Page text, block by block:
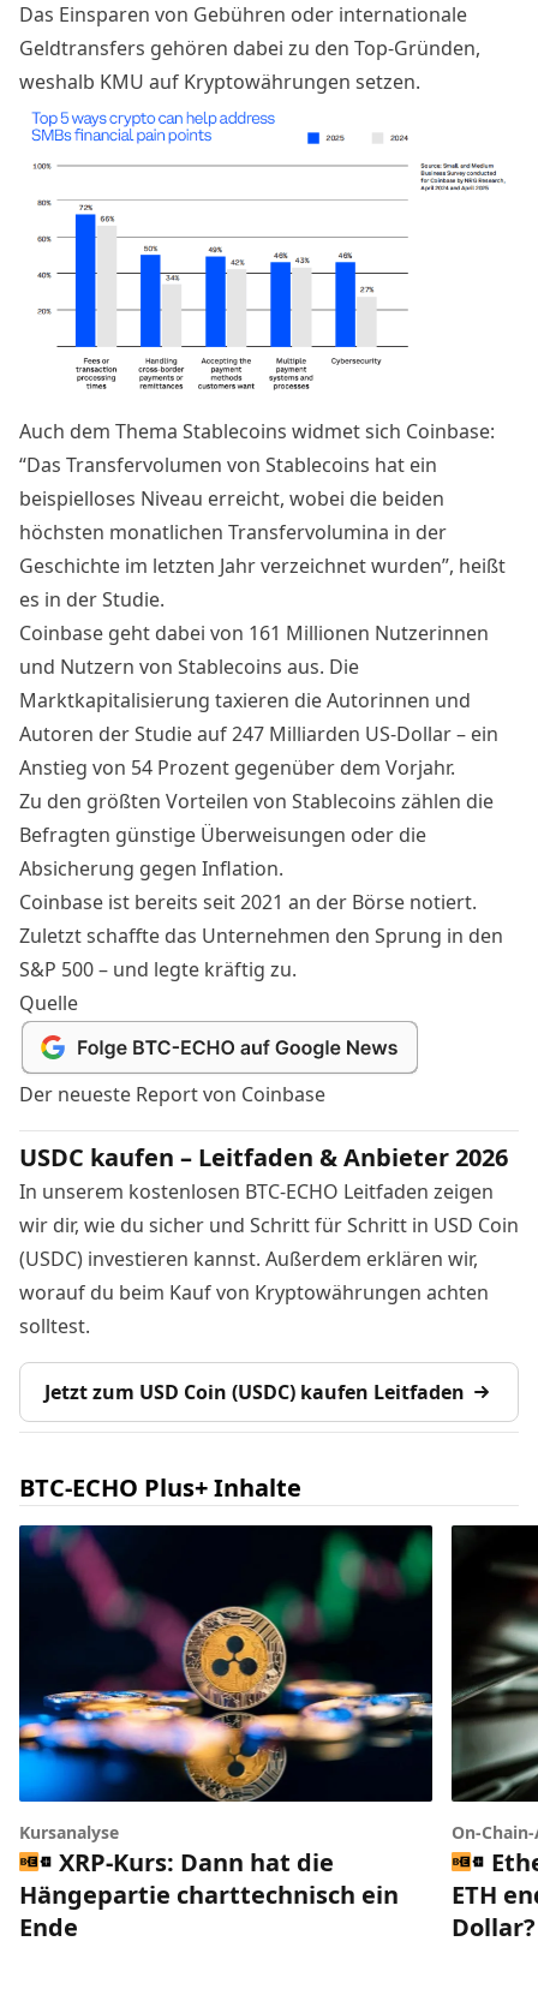
Das Einsparen von Gebühren oder internationale
Geldtransfers gehören dabei zu den Top-Gründen,
weshalb KMU auf Kryptowährungen setzen.
Auch dem Thema Stablecoins widmet sich Coinbase:
“Das Transfervolumen von Stablecoins hat ein
beispielloses Niveau erreicht, wobei die beiden
höchsten monatlichen Transfervolumina in der
Geschichte im letzten Jahr verzeichnet wurden”, heißt
es in der Studie.
Coinbase geht dabei von 161 Millionen Nutzerinnen
und Nutzern von Stablecoins aus. Die
Marktkapitalisierung taxieren die Autorinnen und
Autoren der Studie auf 247 Milliarden US-Dollar – ein
Anstieg von 54 Prozent gegenüber dem Vorjahr.
Zu den größten Vorteilen von Stablecoins zählen die
Befragten günstige Überweisungen oder die
Absicherung gegen Inflation.
Coinbase ist bereits seit 2021 an der Börse notiert.
Zuletzt schaffte das Unternehmen den Sprung in den
S&P 500 – und legte kräftig zu.
Quelle
Der neueste Report von Coinbase
USDC kaufen – Leitfaden & Anbieter 2026
In unserem kostenlosen BTC-ECHO Leitfaden zeigen
wir dir, wie du sicher und Schritt für Schritt in USD Coin
(USDC) investieren kannst. Außerdem erklären wir,
worauf du beim Kauf von Kryptowährungen achten
solltest.
Jetzt zum USD Coin (USDC) kaufen Leitfaden
BTC-ECHO Plus+ Inhalte
Kursanalyse
XRP-Kurs: Dann hat die
Hängepartie charttechnisch ein
Ende
On-
ETH
Dollar?